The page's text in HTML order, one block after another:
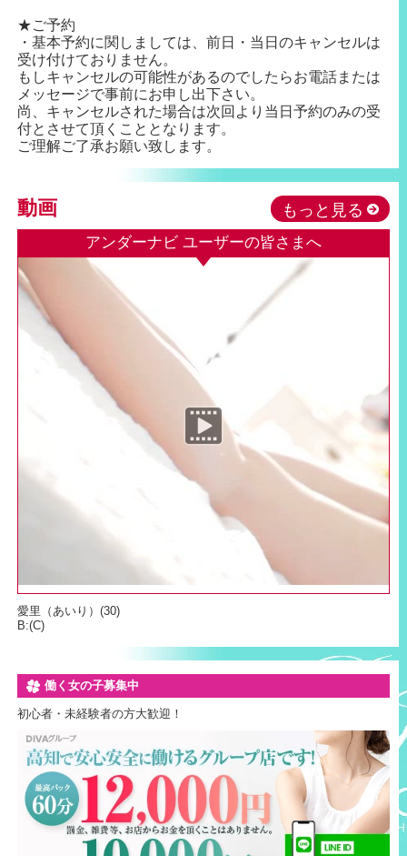
★ご予約
・基本予約に関しましては、前日・当日のキャンセルは
受け付けておりません。
もしキャンセルの可能性があるのでしたらお電話または
メッセージで事前にお申し出下さい。
尚、キャンセルされた場合は次回より当日予約のみの受
付とさせて頂くこととなります。
ご理解ご了承お願い致します。
動画 もっと見る
アンダーナビ ユーザーの皆さまへ
愛里（あいり） (30)
B:(C)
働く女の子募集中
初心者・未経験者の方大歓迎！